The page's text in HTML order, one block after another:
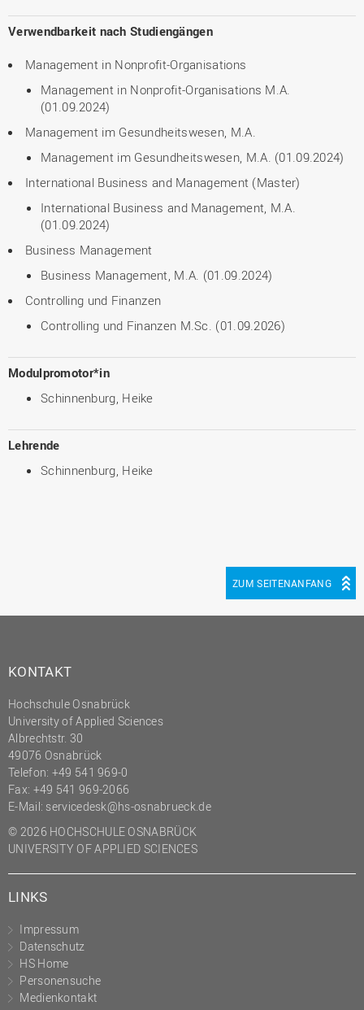
Verwendbarkeit nach Studiengängen
Management in Nonprofit-Organisations
Management in Nonprofit-Organisations M.A.
(01.09.2024)
Management im Gesundheitswesen, M.A.
Management im Gesundheitswesen, M.A. (01.09.2024)
International Business and Management (Master)
International Business and Management, M.A.
(01.09.2024)
Business Management
Business Management, M.A. (01.09.2024)
Controlling und Finanzen
Controlling und Finanzen M.Sc. (01.09.2026)
Modulpromotor*in
Schinnenburg, Heike
Lehrende
Schinnenburg, Heike
ZUM SEITENANFANG
KONTAKT
Hochschule Osnabrück
University of Applied Sciences
Albrechtstr. 30
49076 Osnabrück
Telefon: +49 541 969-0
Fax: +49 541 969-2066
E-Mail: servicedesk@hs-osnabrueck.de
© 2026 HOCHSCHULE OSNABRÜCK
UNIVERSITY OF APPLIED SCIENCES
LINKS
Impressum
Datenschutz
HS Home
Personensuche
Medienkontakt